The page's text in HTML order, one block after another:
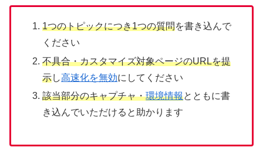
1つのトピックにつき1つの質問を書き込んで
ください
不具合・カスタマイズ対象ページのURLを提
示し高速化を無効にしてください
該当部分のキャプチャ・環境情報とともに書
き込んでいただけると助かります